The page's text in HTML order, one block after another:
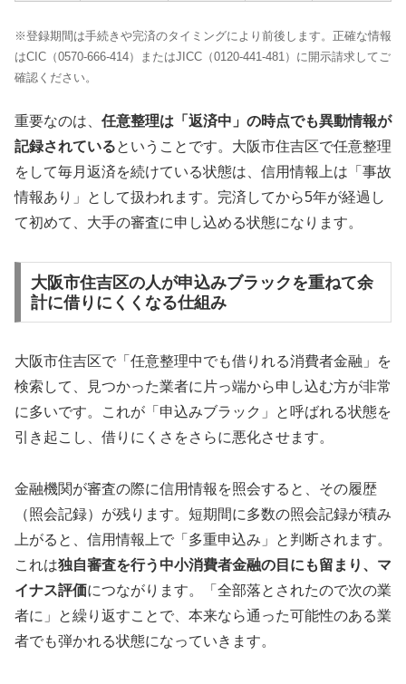
※登録期間は手続きや完済のタイミングにより前後します。正確な情報
はCIC（0570-666-414）またはJICC（0120-441-481）に開示請求してご
確認ください。
重要なのは、 任意整理は「返済中」の時点でも異動情報が
記録されているということです。大阪市住吉区で任意整理
をして毎月返済を続けている状態は、信用情報上は「事故
情報あり」として扱われます。完済してから5年が経過し
て初めて、大手の審査に申し込める状態になります。
大阪市住吉区の人が申込みブラックを重ねて余
計に借りにくくなる仕組み
大阪市住吉区で「任意整理中でも借りれる消費者金融」を
検索して、見つかった業者に片っ端から申し込む方が非常
に多いです。これが「申込みブラック」と呼ばれる状態を
引き起こし、借りにくさをさらに悪化させます。
金融機関が審査の際に信用情報を照会すると、その履歴
（照会記録）が残ります。短期間に多数の照会記録が積み
上がると、信用情報上で「多重申込み」と判断されます。
これは独自審査を行う中小消費者金融の目にも留まり、マ
イナス評価につながります。「全部落とされたので次の業
者に」と繰り返すことで、本来なら通った可能性のある業
者でも弾かれる状態になっていきます。